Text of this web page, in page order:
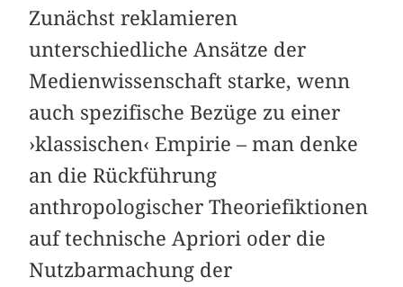
Zunächst reklamieren
unterschiedliche Ansätze der
Medienwissenschaft starke, wenn
auch spezifische Bezüge zu einer
›klassischen‹ Empirie – man denke
an die Rückführung
anthropologischer Theoriefiktionen
auf technische Apriori oder die
Nutzbarmachung der